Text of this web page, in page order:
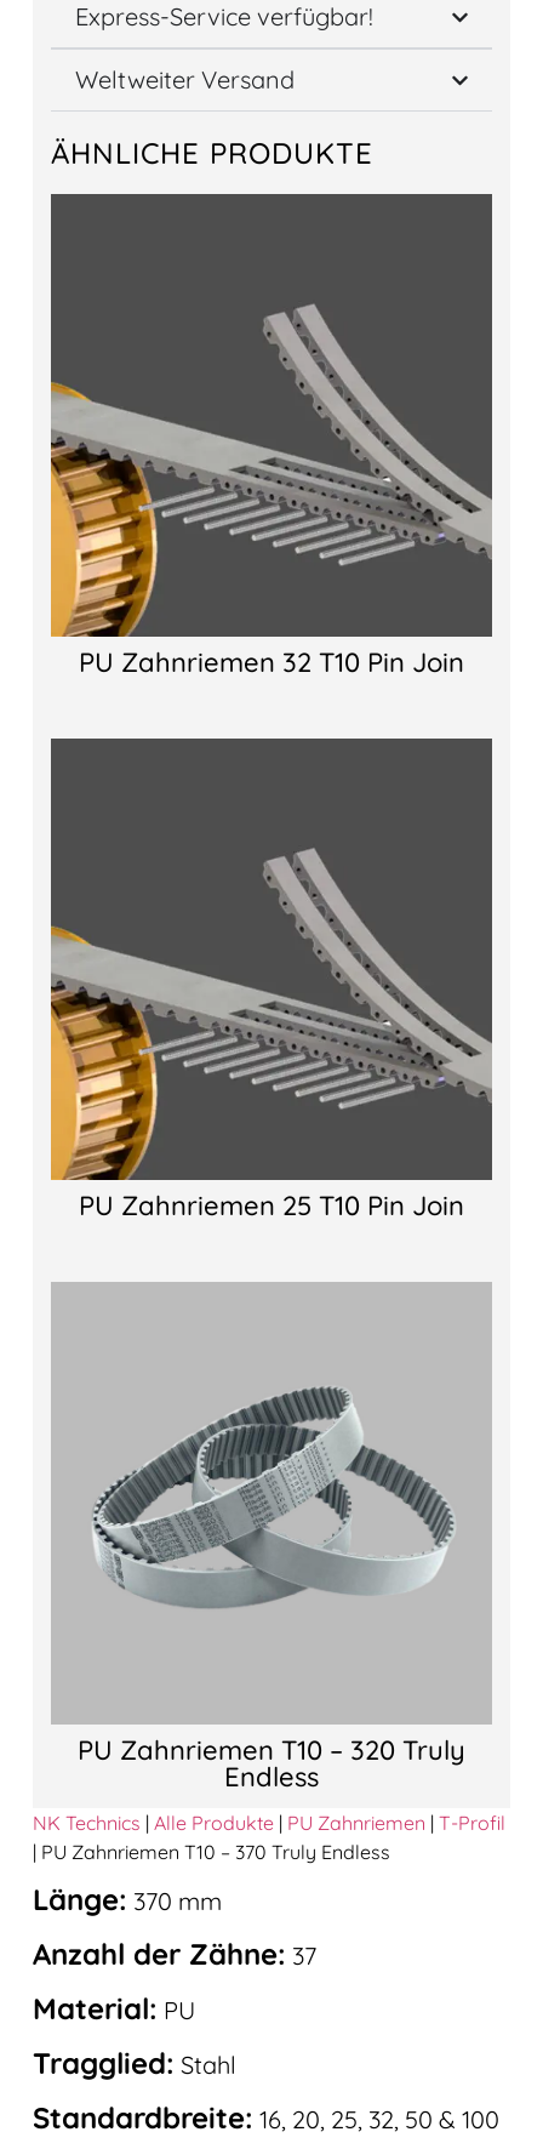
NK Technics | Alle Produkte| PU Zahnriemen | T-Profil
| PU Zahnriemen T10 – 370 Truly Endless
Länge: 370 mm
Anzahl der Zähne: 37
Material: PU
Tragglied: Stahl
Standardbreite: 16, 20, 25, 32, 50 & 100
Express-Service verfügbar!
Weltweiter Versand
ÄHNLICHE PRODUKTE
PU Zahnriemen 32 T10 Pin Join
PU Zahnriemen 25 T10 Pin Join
PU Zahnriemen T10 – 320 Truly
Endless